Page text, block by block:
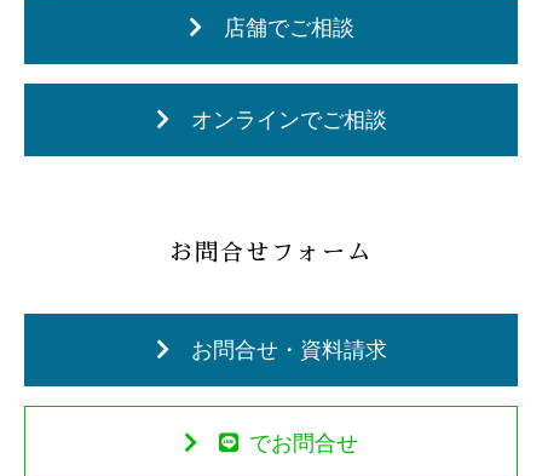
店舗でご相談
オンラインでご相談
お問合せフォーム
お問合せ・資料請求
でお問合せ